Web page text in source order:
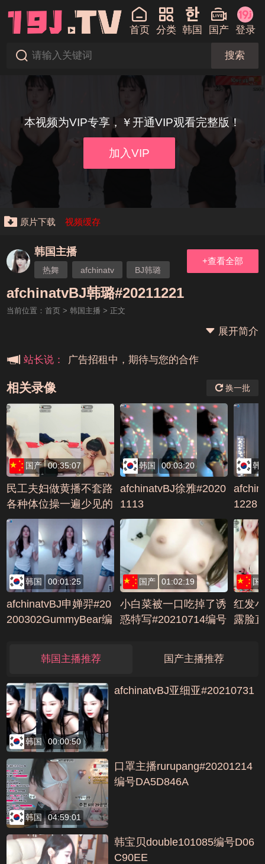
首页 分类 韩国 国产 登录
搜索
本视频为VIP专享，￥开通VIP观看完整版！
加入VIP
原片下载 视频缓存
韩国主播
热舞 afchinatv BJ韩璐
+查看全部
afchinatvBJ韩璐#20211221
当前位置： 首页> 韩国主播 > 正文
展开简介
站长说：
本站大事件(19j网站发展历程)
广告招租中，期待与您的合作
相关录像 换一批
国产 00:35:07
民工夫妇做黄播不套路
各种体位操一遍少见的
良心主播编号48E7B4
C1
韩国 00:03:20
afchinatvBJ徐雅#2020
1113
韩
1228
韩国 00:01:25
afchinatvBJ申婵羿#20
200302GummyBear编
国产 01:02:19
小白菜被一口吃掉了诱
惑特写#20210714编号
国
红发
露脸
韩国主播推荐 国产主播推荐
韩国 00:00:50
afchinatvBJ亚细亚#20210731
韩国 04:59:01
口罩主播rurupang#20201214
编号DA5D846A
韩宝贝double101085编号D06
C90EE